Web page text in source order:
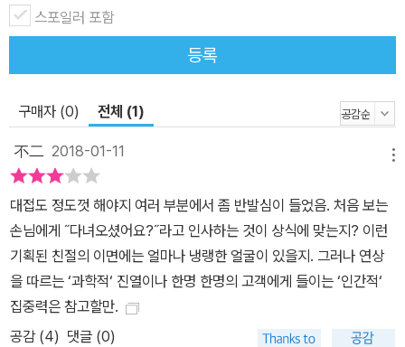
스포일러 포함
등록
구매자 (0) 전체 (1)
不二 2018-01-11
대접도 정도껏 해야지 여러 부분에서 좀 반발심이 들었음. 처음 보는
손님에게 ˝다녀오셨어요?˝라고 인사하는 것이 상식에 맞는지? 이런
기획된 친절의 이면에는 얼마나 냉랭한 얼굴이 있을지. 그러나 연상
을 따르는 ‘과학적‘ 진열이나 한명 한명의 고객에게 들이는 ‘인간적‘
집중력은 참고할만.
공감 (4) 댓글 (0)